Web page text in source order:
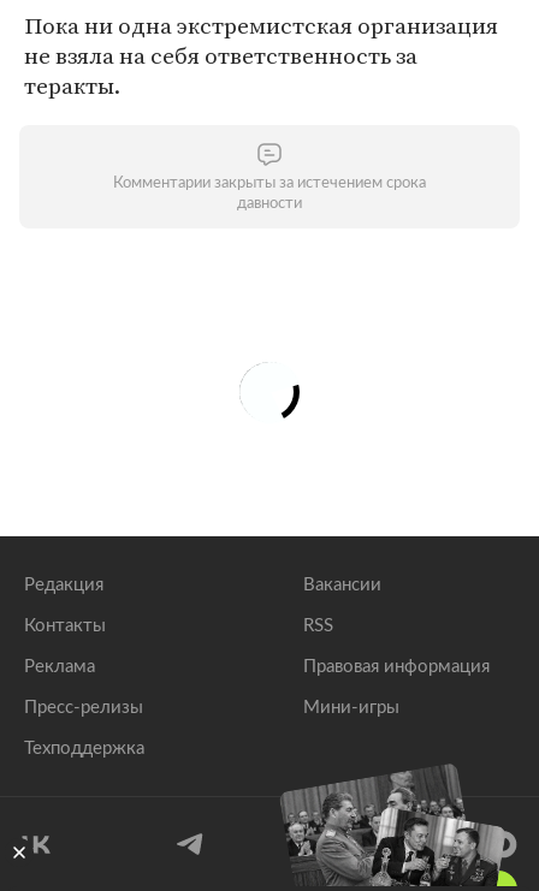
Пока ни одна экстремистская организация
не взяла на себя ответственность за
теракты.
Комментарии закрыты за истечением срока
давности
Редакция
Контакты
Реклама
Пресс-релизы
Техподдержка
Вакансии
RSS
Правовая информация
Мини-игры